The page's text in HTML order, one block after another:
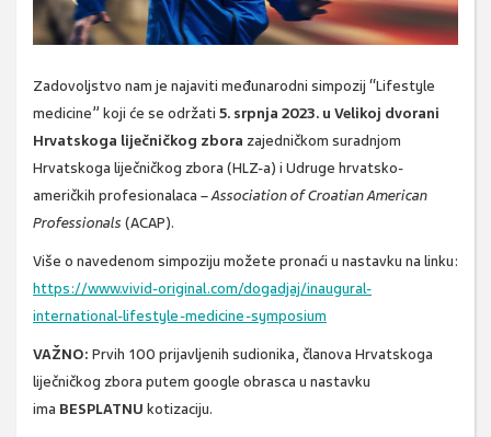
Zadovoljstvo nam je najaviti međunarodni simpozij “Lifestyle
medicine” koji će se održati 5. srpnja 2023. u Velikoj dvorani
Hrvatskoga liječničkog zbora zajedničkom suradnjom
Hrvatskoga liječničkog zbora (HLZ-a) i Udruge hrvatsko-
američkih profesionalaca –Association of Croatian American
Professionals (ACAP).
Više o navedenom simpoziju možete pronaći u nastavku na linku:
https://www.vivid-original.com/dogadjaj/inaugural-
international-lifestyle-medicine-symposium
VAŽNO: Prvih 100 prijavljenih sudionika, članova Hrvatskoga
liječničkog zbora putem google obrasca u nastavku
ima BESPLATNU kotizaciju.